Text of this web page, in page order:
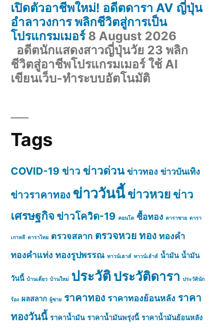
เปิดตัวอาชีพใหม่! อดีตดารา AV ญี่ปุ่น
อำลาวงการ พลิกชีวิตสู่การเป็น
โปรแกรมเมอร์ 8 August 2026
อดีตนักแสดงสาวญี่ปุ่นวัย 23 พลิก
ชีวิตสู่อาชีพโปรแกรมเมอร์ ใช้ AI
เขียนเว็บ-ทำระบบอัตโนมัติ
Tags
COVID-19 ข่าว ข่าวด่วน ข่าวทอง ข่าวบันเทิง
ข่าวราคาทอง ข่าววันนี้ ข่าวหวย ข่าว
เศรษฐกิจ ข่าวโควิด-19 คอนโด ซื้อทอง ดาราชาย ดารา
เกาหลี ดาราไทย ตรวจสลาก ตรวจหวย ทอง ทองคำ
ทองคำแท่ง ทองรูปพรรณ ทาวน์เฮาส์ ทาวน์เฮ้าส์ น้ำมัน น้ำมัน
วันนี้ บ้านเดี่ยว บ้านใหม่ ประวัติประวัติดารา ประวัตินัก
ร้อง ผลสลาก ผู้ชาย ราคาทอง ราคาทองย้อนหลัง ราคา
ทองวันนี้ ราคาน้ำมัน ราคาน้ำมันพรุ่งนี้ ราคาน้ำมันย้อนหลัง